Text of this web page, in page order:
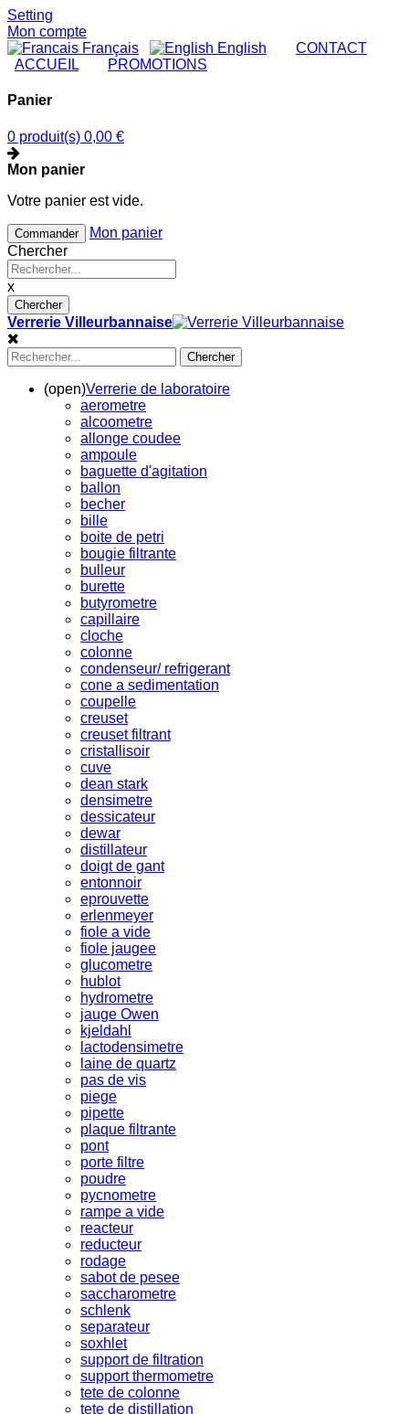
Setting
Mon compte
Français
English CONTACT
ACCUEIL
PROMOTIONS
Panier
0 produit(s) 0,00 €
Mon panier
Votre panier est vide.
Commander
Mon panier
Chercher
x
Chercher
Verrerie Villeurbannaise
Chercher
(open)Verrerie de laboratoire
aerometre
alcoometre
allonge coudee
ampoule
baguette d'agitation
ballon
becher
bille
boite de petri
bougie filtrante
bulleur
burette
butyrometre
capillaire
cloche
colonne
condenseur/ refrigerant
cone a sedimentation
coupelle
creuset
creuset filtrant
cristallisoir
cuve
dean stark
densimetre
dessicateur
dewar
distillateur
doigt de gant
entonnoir
eprouvette
erlenmeyer
fiole a vide
fiole jaugee
glucometre
hublot
hydrometre
jauge Owen
kjeldahl
lactodensimetre
laine de quartz
pas de vis
piege
pipette
plaque filtrante
pont
porte filtre
poudre
pycnometre
rampe a vide
reacteur
reducteur
rodage
sabot de pesee
saccharometre
schlenk
separateur
soxhlet
support de filtration
support thermometre
tete de colonne
tete de distillation